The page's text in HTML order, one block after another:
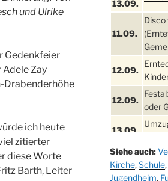
und Ulrike
Gedenkfeier
Adele Zay
Drabenderhöhe
ich heute
zitierter
diese Worte
Barth, Leiter
13.09.
11.09.
Disco
12.09.
12.09.
oder
13.09.
19.09.
Siehe auch:
Kirche,Schule,
Jugendheim,